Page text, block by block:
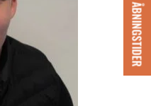
ÅBNINGSTIDER